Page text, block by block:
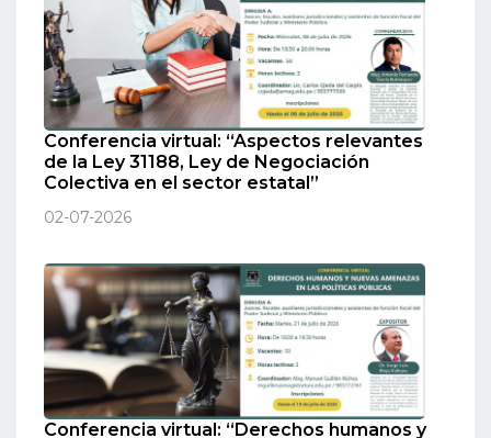
Conferencia virtual: “Aspectos relevantes
de la Ley 31188, Ley de Negociación
Colectiva en el sector estatal”
02-07-2026
Conferencia virtual: “Derechos humanos y